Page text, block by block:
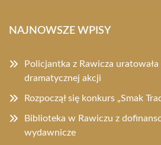
NAJNOWSZE WPISY
Policjantka z Rawicza
dramatycznej akcji
Rozpoczął się konkurs „Smak
Biblioteka w Rawiczu z
wydawnicze